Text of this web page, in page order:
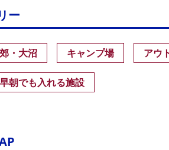
ー
・大沼 キャンプ場 アウ
朝でも入れる施設